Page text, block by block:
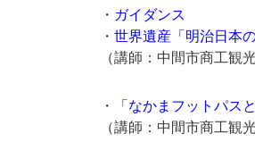
・ ガイダンス
・ 世界遺産「明治日本
（講師：中間市商工観
・
「なかまフットパス
（講師：中間市商工観